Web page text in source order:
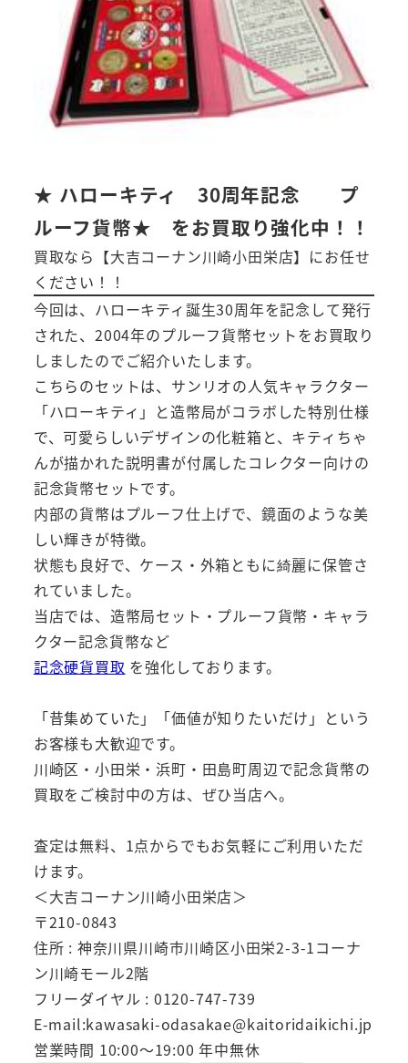
★ ハローキティ 30周年記念 プ
ルーフ貨幣★ をお買取り強化中！！
買取なら【大吉コーナン川崎小田栄店】にお任せ
ください！！
今回は、ハローキティ誕生30周年を記念して発行
された、2004年のプルーフ貨幣セットをお買取り
しましたのでご紹介いたします。
こちらのセットは、サンリオの人気キャラクター
「ハローキティ」と造幣局がコラボした特別仕様
で、可愛らしいデザインの化粧箱と、キティちゃ
んが描かれた説明書が付属したコレクター向けの
記念貨幣セットです。
内部の貨幣はプルーフ仕上げで、鏡面のような美
しい輝きが特徴。
状態も良好で、ケース・外箱ともに綺麗に保管さ
れていました。
当店では、造幣局セット・プルーフ貨幣・キャラ
クター記念貨幣など
記念硬貨買取 を強化しております。
「昔集めていた」「価値が知りたいだけ」という
お客様も大歓迎です。
川崎区・小田栄・浜町・田島町周辺で記念貨幣の
買取をご検討中の方は、ぜひ当店へ。
査定は無料、1点からでもお気軽にご利用いただ
けます。
＜大吉コーナン川崎小田栄店＞
〒210-0843
住所 : 神奈川県川崎市川崎区小田栄2-3-1コーナ
ン川崎モール2階
フリーダイヤル : 0120-747-739
E-mail:kawasaki-odasakae@kaitoridaikichi.jp
営業時間 10:00～19:00 年中無休